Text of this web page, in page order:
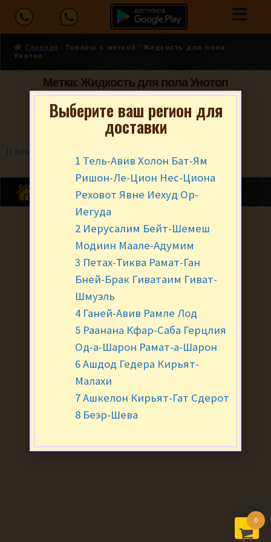
Главная
Товары с меткой “Жидкость для пола
Унотоп”
Метка: Жидкость для пола Унотоп
0
Выберите ваш регион для
доставки
1 Тель-Авив Холон Бат-Ям
Ришон-Ле-Цион Нес-Циона
Реховот Явне Иехуд Ор-
Иегуда
2 Иерусалим Бейт-Шемеш
Модиин Маале-Адумим
3 Петах-Тиква Рамат-Ган
Бней-Брак Гиватаим Гиват-
Шмуэль
4 Ганей-Авив Рамле Лод
5 Раанана Кфар-Саба Герцлия
Од-а-Шарон Рамат-а-Шарон
6 Ашдод Гедера Кирьят-
Малахи
7 Ашкелон Кирьят-Гат Сдерот
8 Беэр-Шева